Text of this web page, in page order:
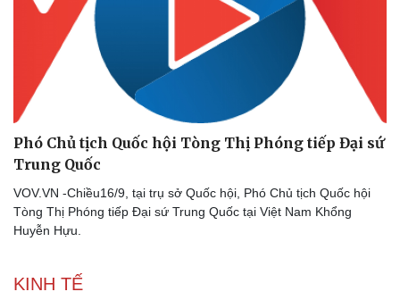
Doanh nghiệp
Thông tin doanh nghiệp
Doanh nghiệp 24h
Doanh nhân
Vì cộng đồng
Công nghệ
Tin Công nghệ
Trải nghiệm
Chuyển đổi số
Phó Chủ tịch Quốc hội Tòng Thị Phóng tiếp Đại sứ
Trung Quốc
VOV.VN -Chiều16/9, tại trụ sở Quốc hội, Phó Chủ tịch Quốc hội
Tòng Thị Phóng tiếp Đại sứ Trung Quốc tại Việt Nam Khổng
Huyễn Hựu.
KINH TẾ